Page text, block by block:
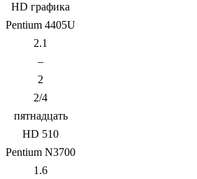
HD графика
Pentium 4405U
2.1
–
2
2/4
пятнадцать
HD 510
Pentium N3700
1.6